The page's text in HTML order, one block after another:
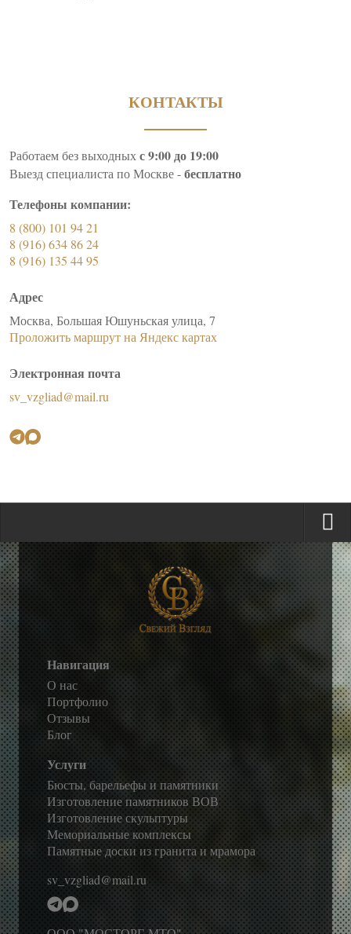
КОНТАКТЫ
Работаем без выходныхс 9:00 до 19:00
Выезд специалиста по Москве -бесплатно
Телефоны компании:
8 (800) 101 94 21
8 (916) 634 86 24
8 (916) 135 44 95
Адрес
Москва, Большая Юшуньская улица, 7
Проложить маршрут на Яндекс картах
Электронная почта
sv_vzgliad@mail.ru
Навигация
О нас
Портфолио
Отзывы
Блог
Услуги
Бюсты, барельефы и памятники
Изготовление памятников ВОВ
Изготовление скульптуры
Мемориальные комплексы
Памятные доски из гранита и мрамора
sv_vzgliad@mail.ru